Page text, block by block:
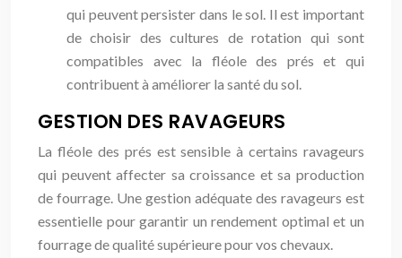
qui peuvent persister dans le sol. Il est important
de choisir des cultures de rotation qui sont
compatibles avec la fléole des prés et qui
contribuent à améliorer la santé du sol.
GESTION DES RAVAGEURS
La fléole des prés est sensible à certains ravageurs
qui peuvent affecter sa croissance et sa production
de fourrage. Une gestion adéquate des ravageurs est
essentielle pour garantir un rendement optimal et un
fourrage de qualité supérieure pour vos chevaux.